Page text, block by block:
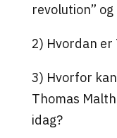
revolution”
2) Hvordan
3) Hvorfor
Thomas
idag?